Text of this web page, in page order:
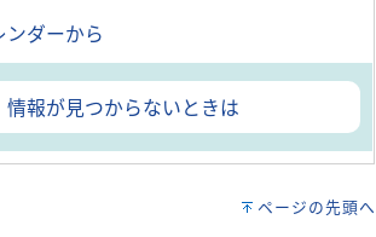
ンダーから
情報が見つからないときは
ページの先頭へ